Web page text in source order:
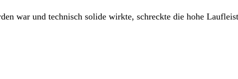
war und technisch solide wirkte, schreckte die hohe